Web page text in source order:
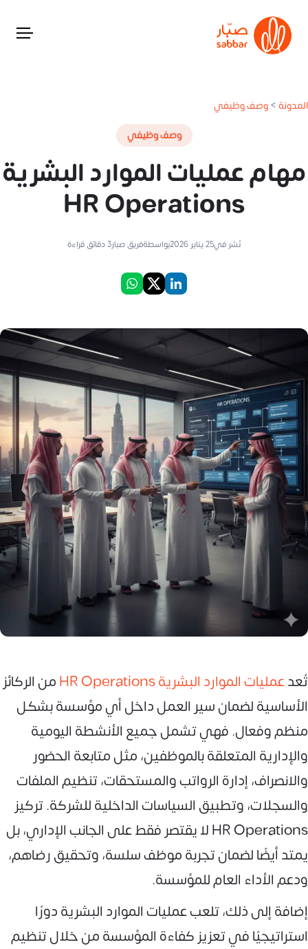
المدونة>وصف وظيفي
وصف وظيفي
مهام عمليات الموارد البشرية
HR Operations
نُشر في25 يناير 2026 بواسطةفريق صبار3دقائق قراءة
تُعدعمليات الموارد البشرية HR Operations
من الركائز
الأساسية لضمان سير العمل داخل أي مؤسسة بشكل
منظم وفعال. فهي تشمل جميع الأنشطة اليومية
والإدارية المتعلقة بالموظفين، مثل متابعة الحضور
والانصراف، إدارة الرواتب والمستحقات، تنظيم الملفات
والسجلات، وتطبيق السياسات الداخلية للشركة. تركيز
HR Operations لا يقتصر فقط على الجانب الإداري، بل
يمتد أيضًا لضمان تجربة موظف سلسة، وتحقيق رضاهم،
ودعم الأداء العام للمؤسسة.
إضافة إلى ذلك، تلعب عمليات الموارد البشرية دورًا
استراتيجيًا في تعزيز كفاءة المؤسسة من خلال تنظيم